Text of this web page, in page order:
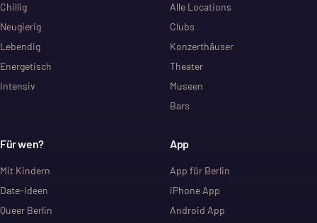
Chillig
Neugierig
Lebendig
Energetisch
Intensiv
Alle Locations
Clubs
Konzerthäuser
Theater
Museen
Bars
Für wen?
Mit Kindern
Date-Ideen
Queer Berlin
App
App für Berlin
iPhone App
Android App